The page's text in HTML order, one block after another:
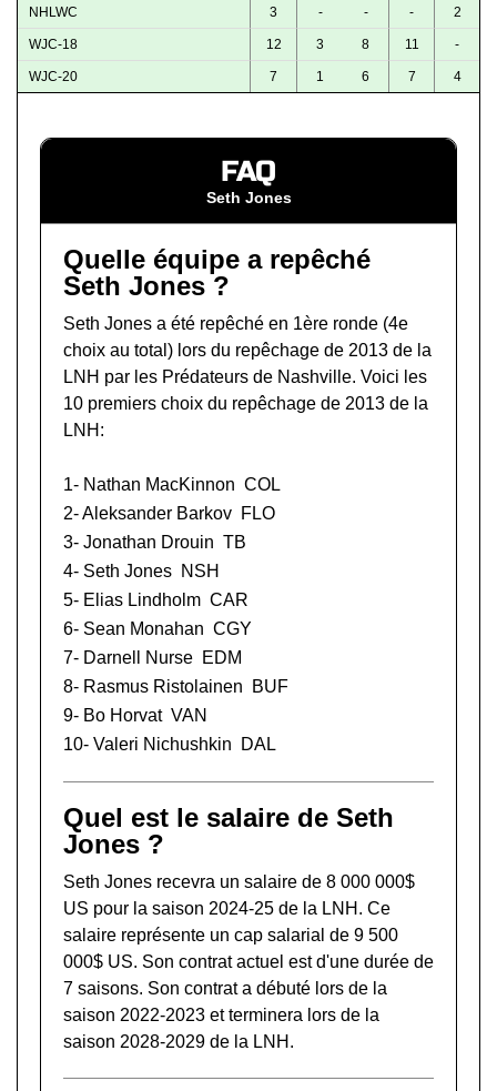
NHLWC 3 - - - 2
WJC-18 12 3 8 11 -
WJC-20 7 1 6 7 4
FAQ
Seth Jones
Quelle équipe a repêché
Seth Jones ?
Seth Jones a été repêché en 1ère ronde (4e
choix au total) lors du repêchage de 2013 de la
LNH par les Prédateurs de Nashville. Voici les
10 premiers choix du repêchage de 2013 de la
LNH:
1- Nathan MacKinnon COL
2-Aleksander Barkov FLO
3- Jonathan Drouin TB
4- Seth Jones NSH
5- Elias Lindholm CAR
6- Sean Monahan CGY
7- Darnell Nurse EDM
8- Rasmus Ristolainen
BUF
9- Bo Horvat VAN
10- Valeri Nichushkin DAL
Quel est le salaire de Seth
Jones ?
Seth Jones recevra un salaire de 8 000 000$
US pour la saison 2024-25 de la LNH. Ce
salaire représente un cap salarial de 9 500
000$ US. Son contrat actuel est d'une durée de
7 saisons. Son contrat a débuté lors de la
saison 2022-2023 et terminera lors de la
saison 2028-2029 de la LNH.